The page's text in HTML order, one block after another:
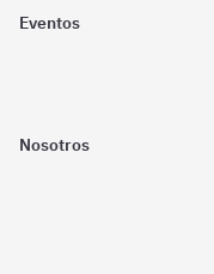
Eventos
Nosotros